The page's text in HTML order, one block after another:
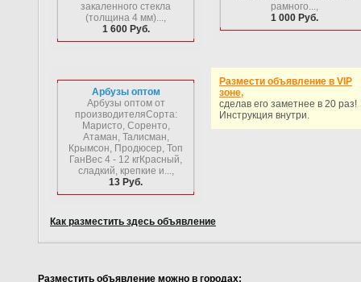
закаленного стекла
(толщина 4 мм)...,
1 600 Руб.
рамного...,
1 000 Руб.
Арбузы оптом
Арбузы оптом от
производителяСорта:
Маристо, Соренто,
Атаман, Талисман,
Крымсон, Продюсер, Топ
ГанВес 4 - 12 кгКрасный,
сладкий, крепкие и...,
13 Руб.
Размести объявление в VIP
зоне,
сделав его заметнее в 20 раз!
Инструкция внутри.
Как разместить здесь объявление
Разместить объявление можно в городах: